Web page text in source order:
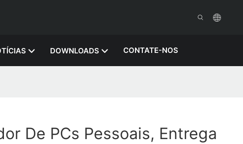
DOWNLOADS CONTATE-NOS
De PCs Pessoais, Entrega